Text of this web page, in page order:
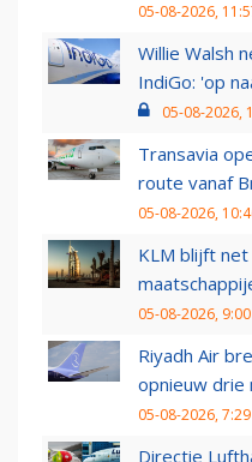
05-08-2026,
Willie Walsh
IndiGo: 'op
05-08-2026,
Transavia
route vanaf
05-08-2026,
KLM blijft
05-08-2026, 9:00
Riyadh Air
opnieuw drie
05-08-2026, 7:29
Directie